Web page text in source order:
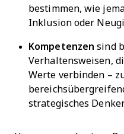
bestimmen, wie
Inklusion oder
Kompetenzen sind
Verhaltensweisen,
Werte verbinden –
strategisches